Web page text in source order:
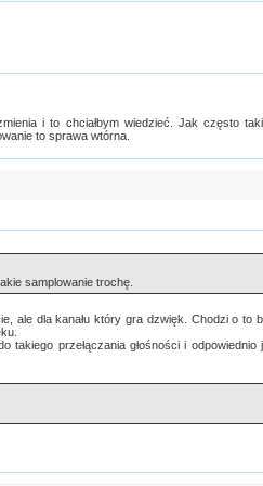
i to chciałbym wiedzieć. Jak często
to sprawa wtórna.
samplowanie trochę.
ale dla kanału który gra dzwięk. Chodzi o to
przełączania głośności i odpowiednio